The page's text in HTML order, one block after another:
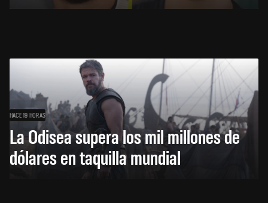
HACE 19 HORAS
La Odisea supera los mil millones de
dólares en taquilla mundial